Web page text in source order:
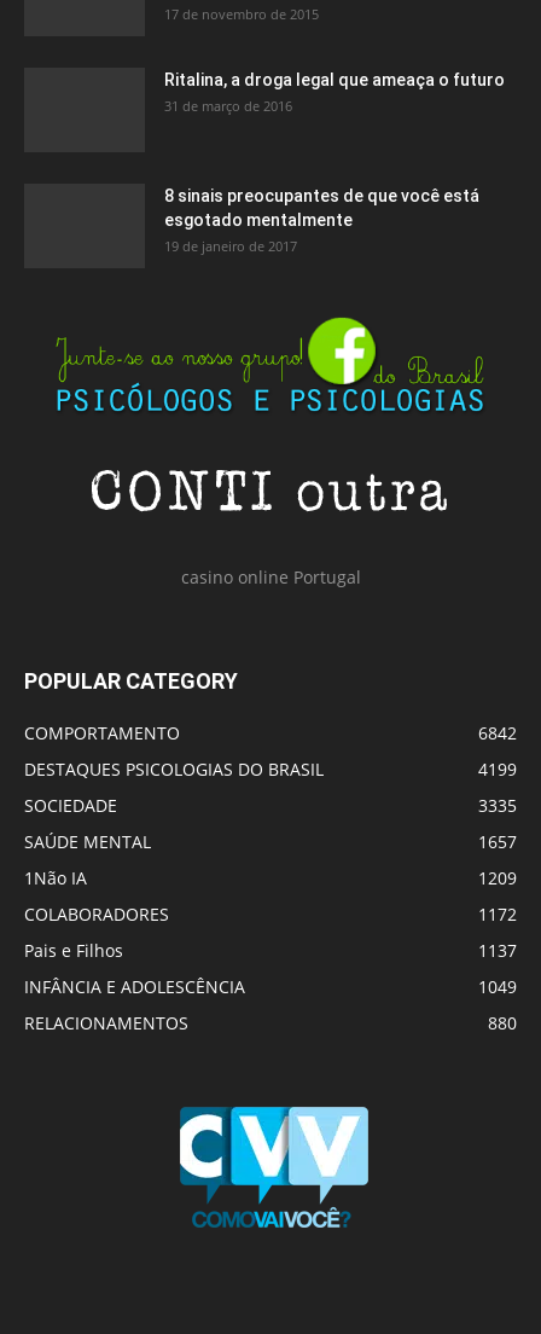
17 de novembro de 2015
Ritalina, a droga legal que ameaça o futuro
31 de março de 2016
8 sinais preocupantes de que você está
esgotado mentalmente
19 de janeiro de 2017
casino online Portugal
POPULAR CATEGORY
COMPORTAMENTO
6842
DESTAQUES PSICOLOGIAS DO BRASIL
4199
SOCIEDADE
3335
SAÚDE MENTAL
1657
1Não IA
1209
COLABORADORES
1172
Pais e Filhos
1137
INFÂNCIA E ADOLESCÊNCIA
1049
RELACIONAMENTOS
880